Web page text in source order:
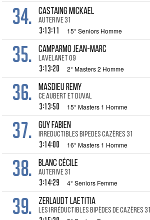
34. CASTAING Mickael
Auterive 31
3:13:11 15° Seniors Homme
35. CAMPARMO Jean-Marc
Lavelanet 09
3:13:20 2° Masters 2 Homme
36. MASDIEU Remy
CE Aubert et Duval
3:13:50 15° Masters 1 Homme
37. GUY Fabien
Irreductibles Bipedes Cazères 31
3:14:00 16° Masters 1 Homme
38. BLANC Cécile
Auterive 31
3:14:29 4° Seniors Femme
39. ZERLAUDT Laetitia
Les Irréductibles Bipèdes de Cazères 31